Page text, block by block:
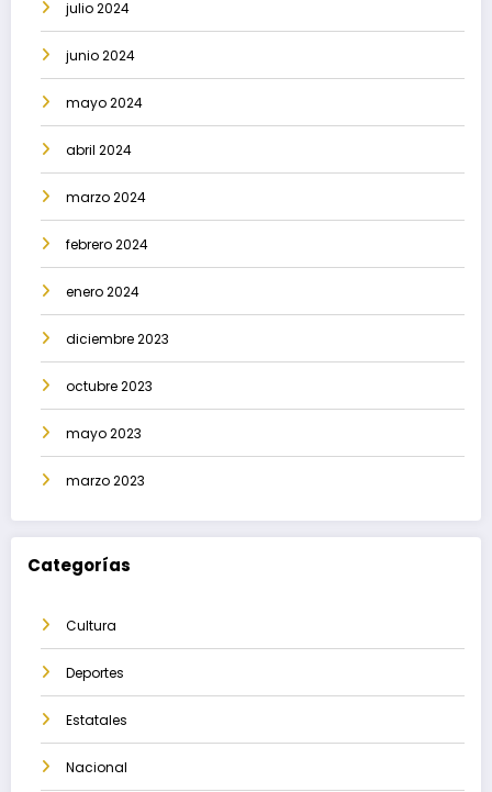
julio 2024
junio 2024
mayo 2024
abril 2024
marzo 2024
febrero 2024
enero 2024
diciembre 2023
octubre 2023
mayo 2023
marzo 2023
Categorías
Cultura
Deportes
Estatales
Nacional